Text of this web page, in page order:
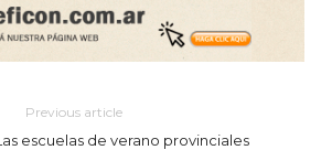
Previous article
escuelas de verano provinciales